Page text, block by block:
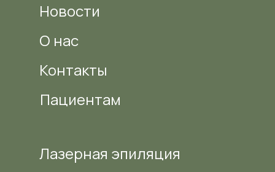
Лазерная эпиляция
О нас
Контакты
Пациентам
Новости